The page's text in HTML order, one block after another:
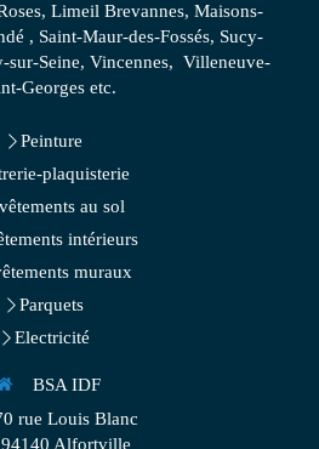
Limeil Brevannes, Maisons-
, Saint-Maur-des-Fossés, Sucy-
sur-Seine, Vincennes, Villeneuve-
Georges etc.
Peinture
plaquisterie
au sol
intérieurs
muraux
Parquets
Electricité
BSA IDF
rue Louis Blanc
94140 Alfortville